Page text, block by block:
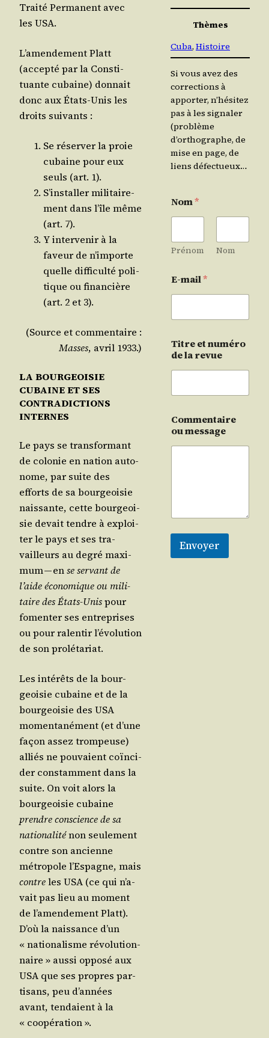
Trai­té Per­ma­nent avec
les USA.
L’a­men­de­ment Platt
(accep­té par la Consti­
tuante cubaine) don­nait
donc aux États-Unis les
droits suivants :
Se réser­ver la proie
cubaine pour eux
seuls (art. 1).
S’ins­tal­ler mili­tai­re­
ment dans l’île même
(art. 7).
Y inter­ve­nir à la
faveur de n’im­porte
quelle dif­fi­cul­té poli­
tique ou finan­cière
(art. 2 et 3).
(Source et com­men­taire :
Masses, avril 1933.)
LA BOURGEOISIE
CUBAINE ET SES
CONTRADICTIONS
INTERNES
Le pays se trans­for­mant
de colo­nie en nation auto­
nome, par suite des
efforts de sa bour­geoi­sie
nais­sante, cette bour­geoi­
sie devait tendre à exploi­
ter le pays et ses tra­
vailleurs au degré maxi­
mum — ense ser­vant de
l’aide éco­no­mique ou mili­
taire des États-Unispour
fomen­ter ses entre­prises
ou pour ralen­tir l’é­vo­lu­tion
de son prolétariat.
Les inté­rêts de la bour­
geoi­sie cubaine et de la
bour­geoi­sie des USA
momen­ta­né­ment (et d’une
façon assez trom­peuse)
alliés ne pou­vaient coïn­ci­
der constam­ment dans la
suite. On voit alors la
bour­geoi­sie cubaine
prendre conscience de sa
natio­na­li­ténon seule­ment
contre son ancienne
métro­pole l’Es­pagne, mais
contreles USA (ce qui n’a­
vait pas lieu au moment
de l’a­men­de­ment Platt).
D’où la nais­sance d’un
« natio­na­lisme révo­lu­tion­
naire » aus­si oppo­sé aux
USA que ses propres par­
ti­sans, peu d’an­nées
avant, ten­daient à la
« coopération ».
Thèmes
Cuba, Histoire
Si vous avez des
corrections à
apporter, n’hésitez
pas à les signaler
(problème
d’orthographe, de
mise en page, de
liens défectueux…
Nom*
Prénom Nom
E-mail*
Titre et numéro
de la revue
Commentaire
ou message
Envoyer